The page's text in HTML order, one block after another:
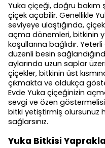
Yuka çiçeği, doğru bakım
çiçek açabilir. Genellikle
seviyeye ulaştığında,
açma dönemleri, bitkinin
koşullarına bağlıdır.
düzenli besin
aylarında uzun saplar
çiçekler, bitkinin üst
çıkmakta ve oldukça
Evde Yuka çiçeğinizin
sevgi ve özen
bitki yetiştirmiş olursunuz
sağlarsınız.
Yuka Bitkisi